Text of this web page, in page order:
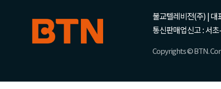
불교텔레비전(주) | 대
통신판매업신고 : 서
Copyrights © BTN.